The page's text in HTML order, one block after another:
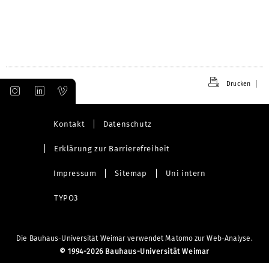
Drucken
Kontakt Datenschutz
Erklärung zur Barrierefreiheit
Impressum Sitemap Uni intern
TYPO3
Die Bauhaus-Universität Weimar verwendet Matomo zur Web-Analyse.
© 1994-2026 Bauhaus-Universität Weimar